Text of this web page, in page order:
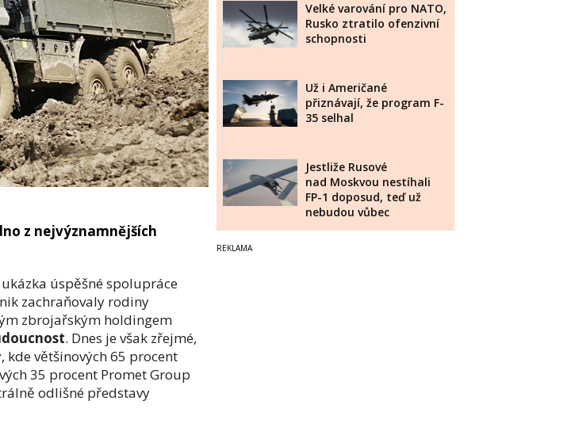
z nejvýznamnějších
úspěšné spolupráce
zachraňovaly rodiny
zbrojařským holdingem
. Dnes je však zřejmé,
většinových 65 procent
35 procent Promet Group
odlišné představy
Velké varování pro NATO,
Rusko ztratilo ofenzivní
schopnosti
Už i Američané
přiznávají, že program F-
35 selhal
Jestliže Rusové
nad Moskvou nestíhali
FP-1 doposud, teď už
nebudou vůbec